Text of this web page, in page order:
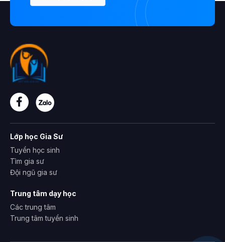
Lớp học Gia Sư
Tuyển học sinh
Tìm gia sư
Đội ngũ gia sư
Trung tâm dạy học
Các trung tâm
Trung tâm tuyển sinh